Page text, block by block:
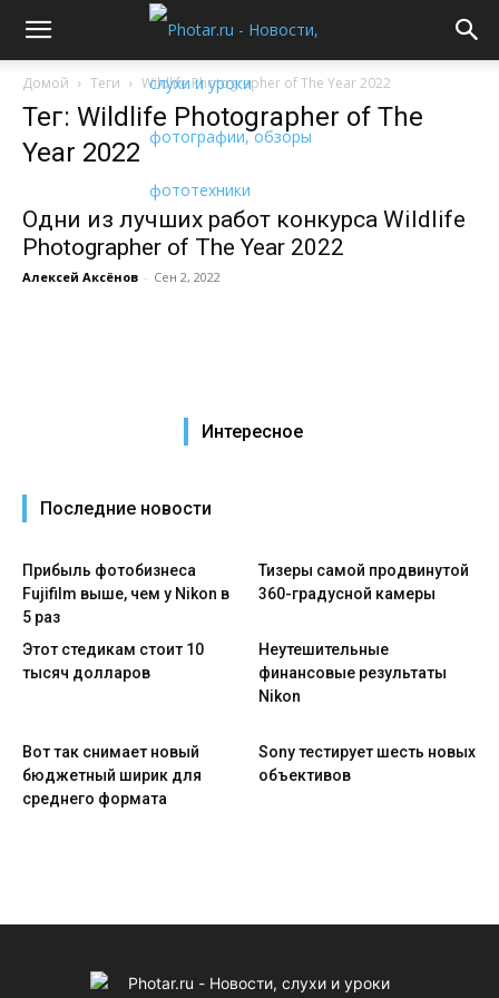
Домой Теги Wildlife Photographer of The Year 2022
Тег: Wildlife Photographer of The
Year 2022
Одни из лучших работ конкурса Wildlife
Photographer of The Year 2022
Алексей Аксёнов - Сен 2, 2022
Интересное
Последние новости
Прибыль фотобизнеса
Fujifilm выше, чем у Nikon в
5 раз
Тизеры самой продвинутой
360-градусной камеры
Этот стедикам стоит 10
тысяч долларов
Неутешительные
финансовые результаты
Nikon
Вот так снимает новый
бюджетный ширик для
среднего формата
Sony тестирует шесть новых
объективов